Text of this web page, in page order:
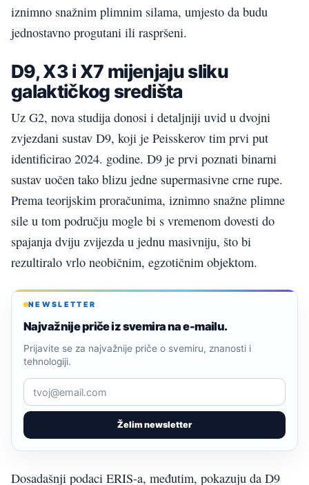
iznimno snažnim plimnim silama, umjesto da budu
jednostavno progutani ili raspršeni.
D9, X3 i X7 mijenjaju sliku
galaktičkog središta
Uz G2, nova studija donosi i detaljniji uvid u dvojni
zvjezdani sustav D9, koji je Peisskerov tim prvi put
identificirao 2024. godine. D9 je prvi poznati binarni
sustav uočen tako blizu jedne supermasivne crne rupe.
Prema teorijskim proračunima, iznimno snažne plimne
sile u tom području mogle bi s vremenom dovesti do
spajanja dviju zvijezda u jednu masivniju, što bi
rezultiralo vrlo neobičnim, egzotičnim objektom.
NEWSLETTER
Najvažnije priče iz svemira na e-mailu.
Želim newsletter
Prijavite se za najvažnije priče o svemiru, znanosti i
tehnologiji.
Dosadašnji podaci ERIS-a, međutim, pokazuju da D9